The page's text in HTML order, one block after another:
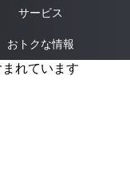
サービス
おトクな情報
れています